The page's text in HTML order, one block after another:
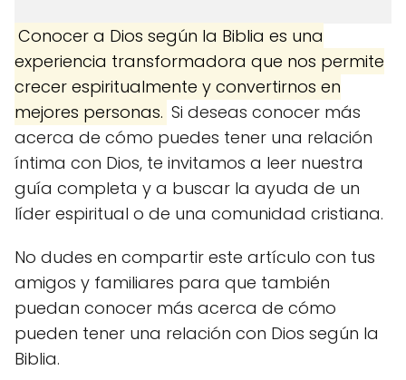
Conocer a Dios según la Biblia es una
experiencia transformadora que nos permite
crecer espiritualmente y convertirnos en
mejores personas. Si deseas conocer más
acerca de cómo puedes tener una relación
íntima con Dios, te invitamos a leer nuestra
guía completa y a buscar la ayuda de un
líder espiritual o de una comunidad cristiana.
No dudes en compartir este artículo con tus
amigos y familiares para que también
puedan conocer más acerca de cómo
pueden tener una relación con Dios según la
Biblia.